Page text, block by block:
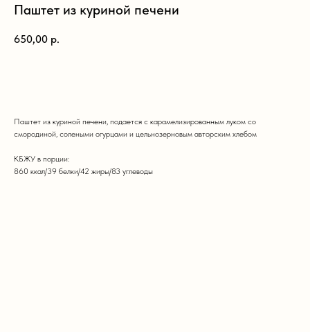
Паштет из куриной печени
650,00 р.
Паштет из куриной печени, подается с карамелизированным луком со
смородиной, солеными огурцами и цельнозерновым авторским хлебом
КБЖУ в порции:
860 ккал/39 белки/42 жиры/83 углеводы